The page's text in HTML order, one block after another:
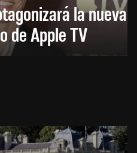
la nueva
de Apple TV